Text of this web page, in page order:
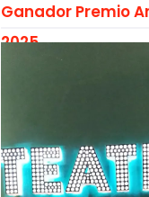
Ganador Premio
2025